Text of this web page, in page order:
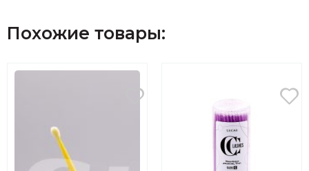
Похожие товары: